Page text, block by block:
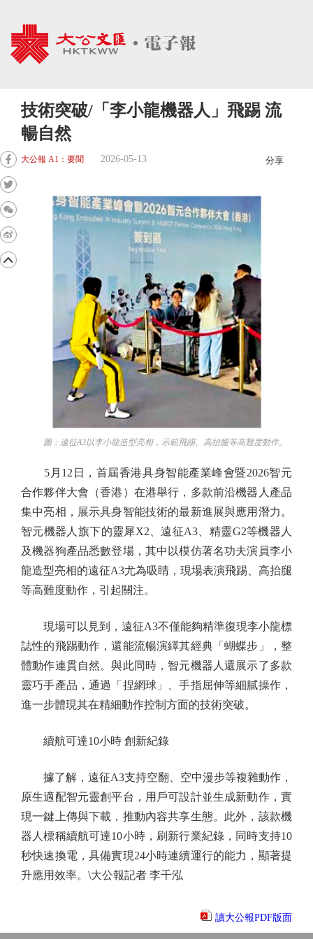
技術突破/「李小龍機器人」飛踢 流
暢自然
大公報 A1：要聞 2026-05-13 分享
圖：遠征A3以李小龍造型亮相，示範飛踢、高抬腿等高難度動作。
5月12日，首屆香港具身智能產業峰會暨2026智元
合作夥伴大會（香港）在港舉行，多款前沿機器人產品
集中亮相，展示具身智能技術的最新進展與應用潛力。
智元機器人旗下的靈犀X2、遠征A3、精靈G2等機器人
及機器狗產品悉數登場，其中以模仿著名功夫演員李小
龍造型亮相的遠征A3尤為吸睛，現場表演飛踢、高抬腿
等高難度動作，引起關注。
現場可以見到，遠征A3不僅能夠精準復現李小龍標
誌性的飛踢動作，還能流暢演繹其經典「蝴蝶步」，整
體動作連貫自然。與此同時，智元機器人還展示了多款
靈巧手產品，通過「捏網球」、手指屈伸等細膩操作，
進一步體現其在精細動作控制方面的技術突破。
續航可達10小時 創新紀錄
據了解，遠征A3支持空翻、空中漫步等複雜動作，
原生適配智元靈創平台，用戶可設計並生成新動作，實
現一鍵上傳與下載，推動內容共享生態。此外，該款機
器人標稱續航可達10小時，刷新行業紀錄，同時支持10
秒快速換電，具備實現24小時連續運行的能力，顯著提
升應用效率。\大公報記者 李千泓
讀大公報PDF版面